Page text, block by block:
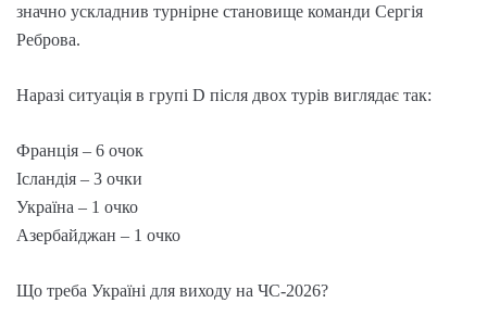
значно ускладнив турнірне становище команди Сергія
Реброва.
Наразі ситуація в групі D після двох турів виглядає так:
Франція – 6 очок
Ісландія – 3 очки
Україна – 1 очко
Азербайджан – 1 очко
Що треба Україні для виходу на ЧС-2026?